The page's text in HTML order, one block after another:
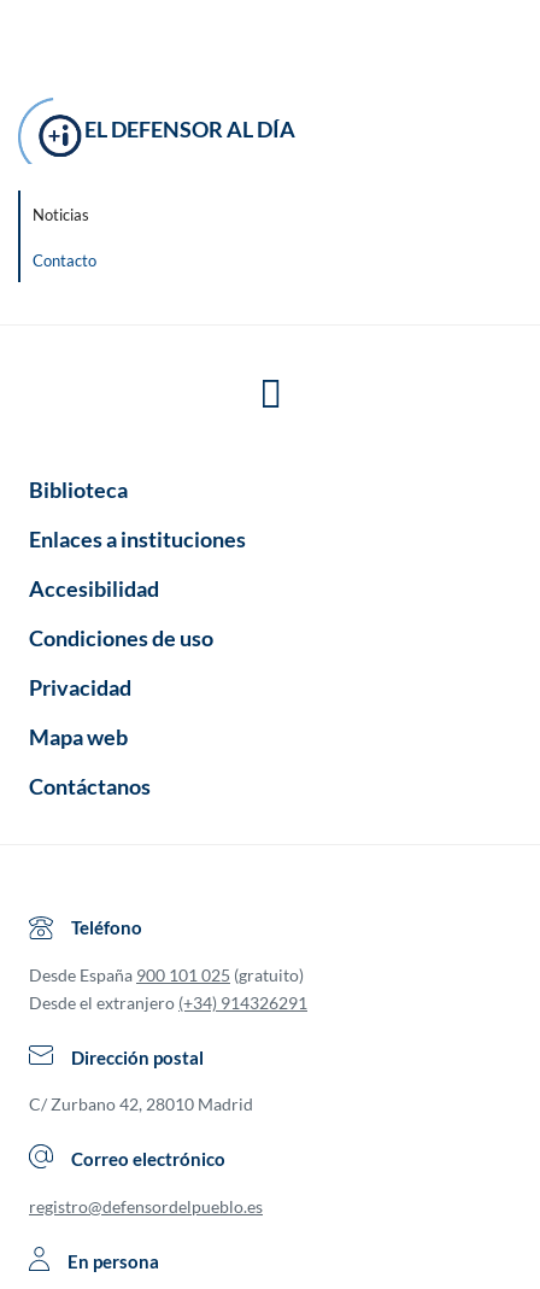
EL DEFENSOR AL DÍA
Noticias
Contacto
Biblioteca
Enlaces a instituciones
Accesibilidad
Condiciones de uso
Privacidad
Mapa web
Contáctanos
Teléfono
Desde España 900 101 025 (gratuito)
Desde el extranjero (+34) 914326291
Dirección postal
C/ Zurbano 42, 28010 Madrid
Correo electrónico
registro@defensordelpueblo.es
En persona